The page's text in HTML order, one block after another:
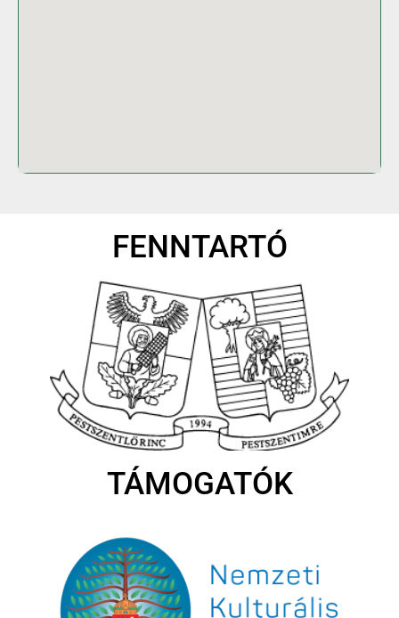
FENNTARTÓ
TÁMOGATÓK